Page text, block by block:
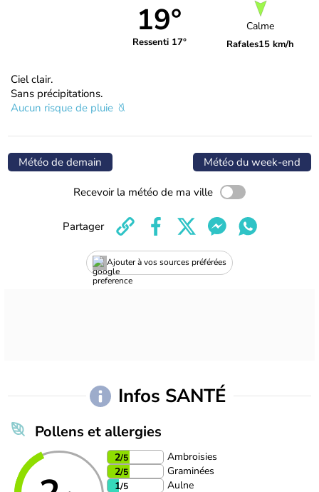
19°
Ressenti 17°
Calme
Rafales15 km/h
Ciel clair.
Sans précipitations.
Aucun risque de pluie
Météo de demain Météo du week-end
Recevoir la météo de ma ville
Ajouter à vos sources préférées
Partager
Infos SANTÉ
Pollens et allergies
2/5
Ambroisies
2/5
Graminées
1/5 Aulne